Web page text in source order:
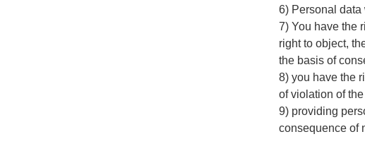
6) Personal data
7) You have the
right to object,
the basis of
8) you have the
of violation of
9) providing
consequence of